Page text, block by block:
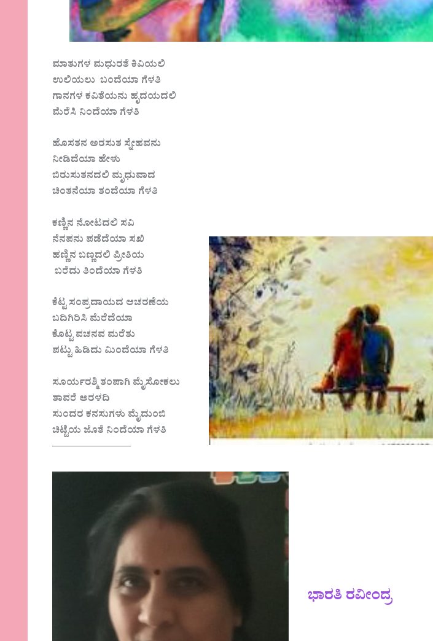
ಮಾತುಗಳ ಮಧುರತೆ ಕಿವಿಯಲಿ
ಉಲಿಯಲು ಬಂದೆಯಾ ಗೆಳತಿ
ಗಾನಗಳ ಕವಿತೆಯನು ಹೃದಯದಲಿ
ಮೆರೆಸಿ ನಿಂದೆಯಾ ಗೆಳತಿ
ಹೊಸತನ ಅರಸುತ ಸ್ನೇಹವನು
ನೀಡಿದೆಯಾ ಹೇಳು
ಬಿರುಸುತನದಲಿ ಮೃಧುವಾದ
ಚಿಂತನೆಯಾ ತಂದೆಯಾ ಗೆಳತಿ
ಕಣ್ಣಿನ ನೋಟದಲಿ ಸವಿ
ನೆನಪನು ಪಡೆದೆಯಾ ಸಖಿ
ಹಣ್ಣಿನ ಬಣ್ಣದಲಿ ಪ್ರೀತಿಯ
ಬರೆದು ತಿಂದೆಯಾ ಗೆಳತಿ
ಕೆಟ್ಟ ಸಂಪ್ರದಾಯದ ಆಚರಣೆಯ
ಬದಿಗಿರಿಸಿ ಮೆರೆದೆಯಾ
ಕೊಟ್ಟ ವಚನವ ಮರೆತು
ಪಟ್ಟು ಹಿಡಿದು ಮಿಂದೆಯಾ ಗೆಳತಿ
ಸೂರ್ಯರಶ್ಮಿ ತಂಪಾಗಿ ಮೈಸೋಕಲು
ತಾವರೆ ಅರಳದಿ
ಸುಂದರ ಕನಸುಗಳು ಮೈದುಂಬಿ
ಚಿಟ್ಟೆಯ ಜೊತೆ ನಿಂದೆಯಾ ಗೆಳತಿ
————————
ಭಾರತಿ ರವೀಂದ್ರ